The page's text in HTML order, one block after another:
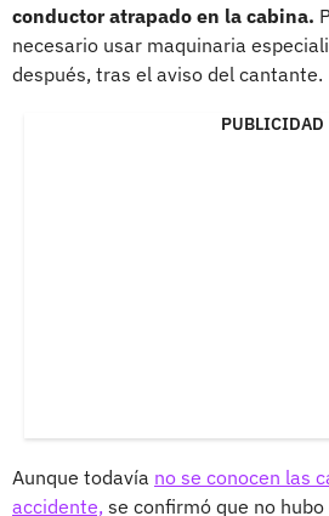
conductor atrapado en la cabina.
necesario usar maquinaria
después, tras el aviso del cantante.
PUBLICIDAD
Aunque todavía no se conocen las
accidente, se confirmó que no